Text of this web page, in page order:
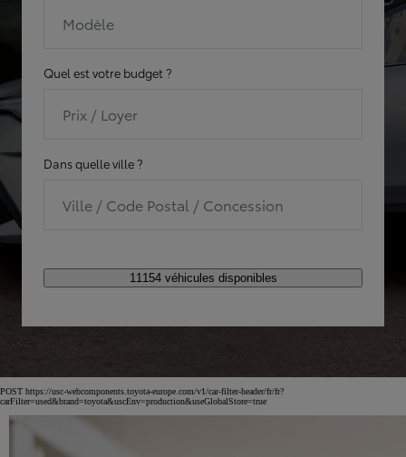
Modèle
Quel est votre budget ?
Prix / Loyer
Dans quelle ville ?
Ville / Code Postal / Concession
11154 véhicules disponibles
POST https://usc-webcomponents.toyota-europe.com/v1/car-filter-header/fr/fr?
carFilter=used&brand=toyota&uscEnv=production&useGlobalStore=true